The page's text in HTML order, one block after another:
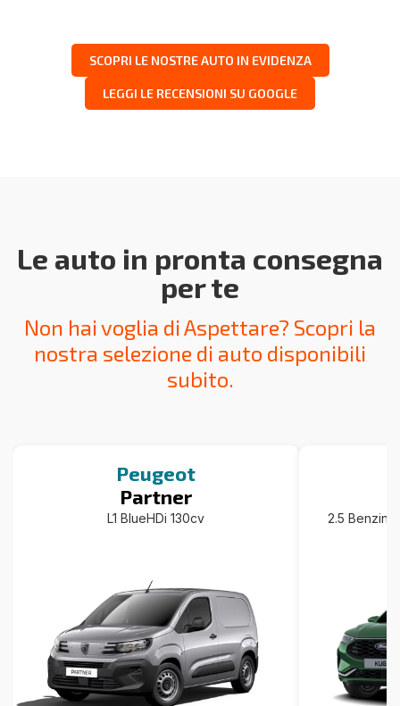
SCOPRI LE NOSTRE AUTO IN EVIDENZA
LEGGI LE RECENSIONI SU GOOGLE
Le auto in pronta consegna
per te
Non hai voglia di Aspettare? Scopri la
nostra selezione di auto disponibili
subito.
Peugeot
Partner
L1 BlueHDi 130cv 2.5 Benzina